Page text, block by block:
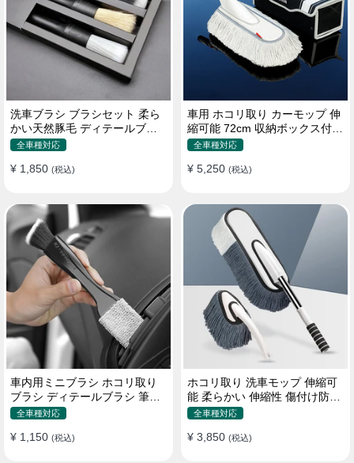
洗車ブラシ ブラシセット 柔ら
かい天然豚毛 ディテールブラ
シ 隙間ブラシ 筆タイプ
全車種対応
¥ 1,850 (税込)
車用 ホコリ取り カーモップ 伸
縮可能 72cm 収納ボックス付き
軽量・コンパクト
全車種対応
¥ 5,250 (税込)
車内用ミニブラシ ホコリ取り
ブラシ ディテールブラシ 筆タ
イプ 車 エアコン吹き出し口
全車種対応
¥ 1,150 (税込)
ホコリ取り 洗車モップ 伸縮可
能 柔らかい 伸縮性 傷付け防止
軽量・コンパクト
全車種対応
¥ 3,850 (税込)